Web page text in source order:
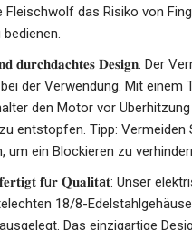
Fleischwolf das Risiko von
𝐝𝐮𝐫𝐜𝐡𝐝𝐚𝐜𝐡𝐭𝐞𝐬 𝐃𝐞𝐬𝐢𝐠𝐧: Der
der Verwendung. Mit
den Motor vor
entstopfen. Tipp:
um ein Blockieren zu
𝐟ü𝐫 𝐐𝐮𝐚𝐥𝐢𝐭ä𝐭: Unser
18/8-
Das einzigartige